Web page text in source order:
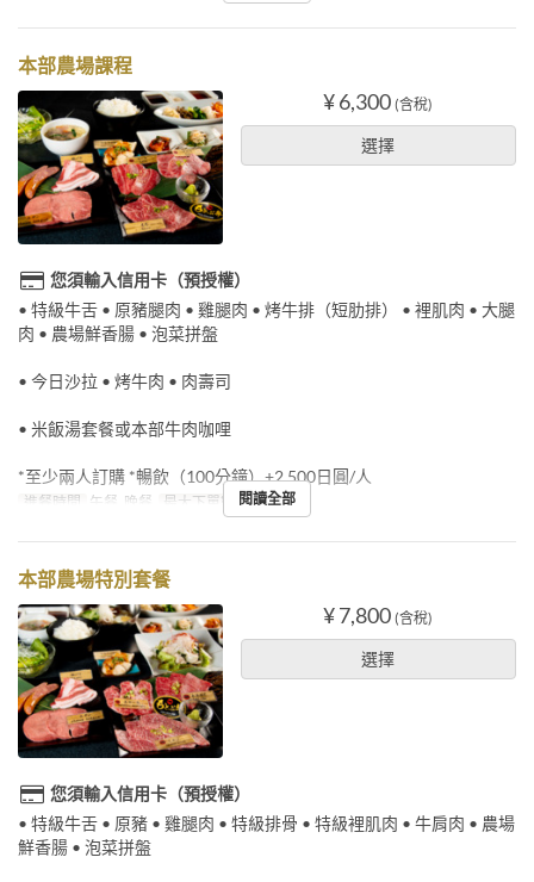
本部農場課程
¥ 6,300 (含稅)
選擇
您須輸入信用卡（預授權）
• 特級牛舌 • 原豬腿肉 • 雞腿肉 • 烤牛排（短肋排） • 裡肌肉 • 大腿
肉 • 農場鮮香腸 • 泡菜拼盤
• 今日沙拉 • 烤牛肉 • 肉壽司
• 米飯湯套餐或本部牛肉咖哩
*至少兩人訂購 *暢飲（100分鐘）+2,500日圓/人
進餐時間 午餐, 晚餐 最大下單數 2 ~
閱讀全部
本部農場特別套餐
¥ 7,800 (含稅)
選擇
您須輸入信用卡（預授權）
• 特級牛舌 • 原豬 • 雞腿肉 • 特級排骨 • 特級裡肌肉 • 牛肩肉 • 農場
鮮香腸 • 泡菜拼盤